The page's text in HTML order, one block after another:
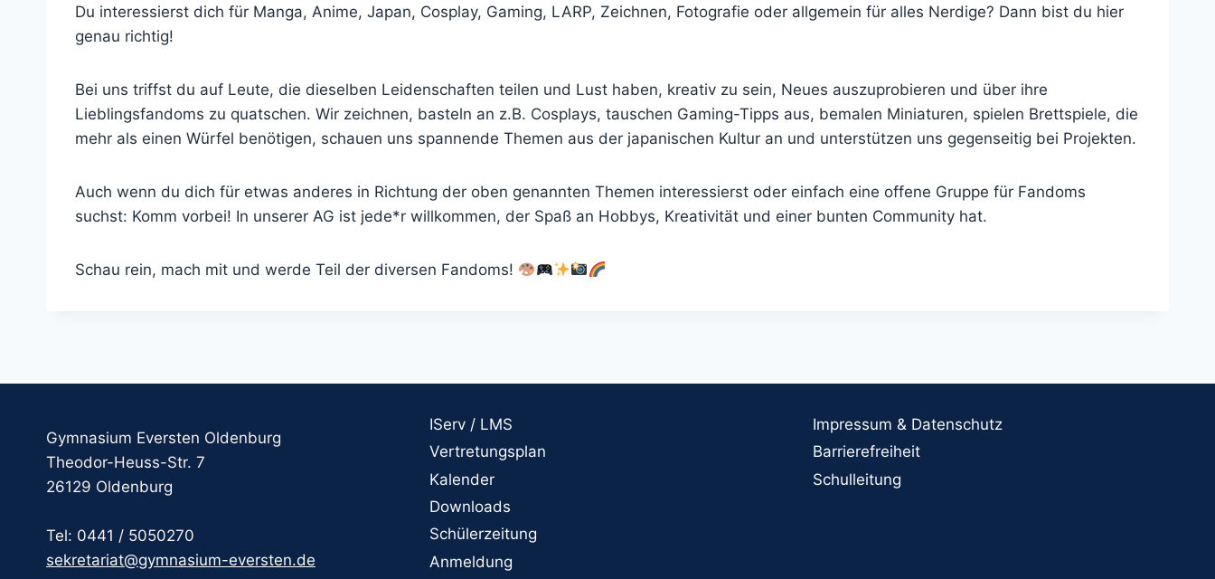
Du interessierst dich für Manga, Anime, Japan, Cosplay, Gaming, LARP, Zeichnen, Fotografie oder allgemein für alles Nerdige? Dann bist du hier
genau richtig!
Bei uns triffst du auf Leute, die dieselben Leidenschaften teilen und Lust haben, kreativ zu sein, Neues auszuprobieren und über ihre
Lieblingsfandoms zu quatschen. Wir zeichnen, basteln an z.B. Cosplays, tauschen Gaming-Tipps aus, bemalen Miniaturen, spielen Brettspiele, die
mehr als einen Würfel benötigen, schauen uns spannende Themen aus der japanischen Kultur an und unterstützen uns gegenseitig bei Projekten.
Auch wenn du dich für etwas anderes in Richtung der oben genannten Themen interessierst oder einfach eine offene Gruppe für Fandoms
suchst: Komm vorbei! In unserer AG ist jede*r willkommen, der Spaß an Hobbys, Kreativität und einer bunten Community hat.
Schau rein, mach mit und werde Teil der diversen Fandoms!
Gymnasium Eversten Oldenburg
Theodor-Heuss-Str. 7
26129 Oldenburg
Tel: 0441 / 5050270
sekretariat@gymnasium-eversten.de
IServ / LMS
Vertretungsplan
Kalender
Downloads
Schülerzeitung
Anmeldung
Impressum & Datenschutz
Barrierefreiheit
Schulleitung